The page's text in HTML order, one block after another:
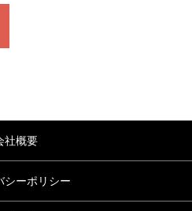
社概要
シーポリシー